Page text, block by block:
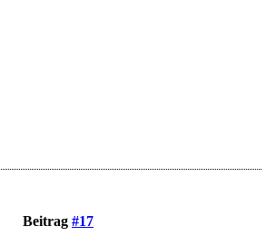
Beitrag #17